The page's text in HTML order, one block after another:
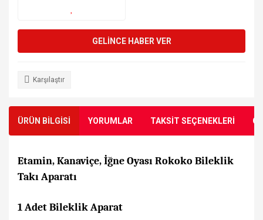
GELİNCE HABER VER
Karşılaştır
ÜRÜN BİLGİSİ YORUMLAR TAKSİT SEÇENEKLERİ
Etamin, Kanaviçe, İğne Oyası Rokoko Bileklik
Takı Aparatı
1 Adet Bileklik Aparat